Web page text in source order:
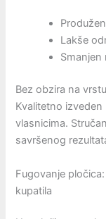
Lakše
Bez obzira na
Kvalitetno
vlasnicima.
savršenog
Fugovanje
kupatila